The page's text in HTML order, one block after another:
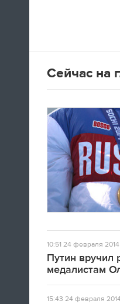
Сейчас на
10:51 24 февраля 2014
Путин вручил
медалистам
15:43 24 февраля